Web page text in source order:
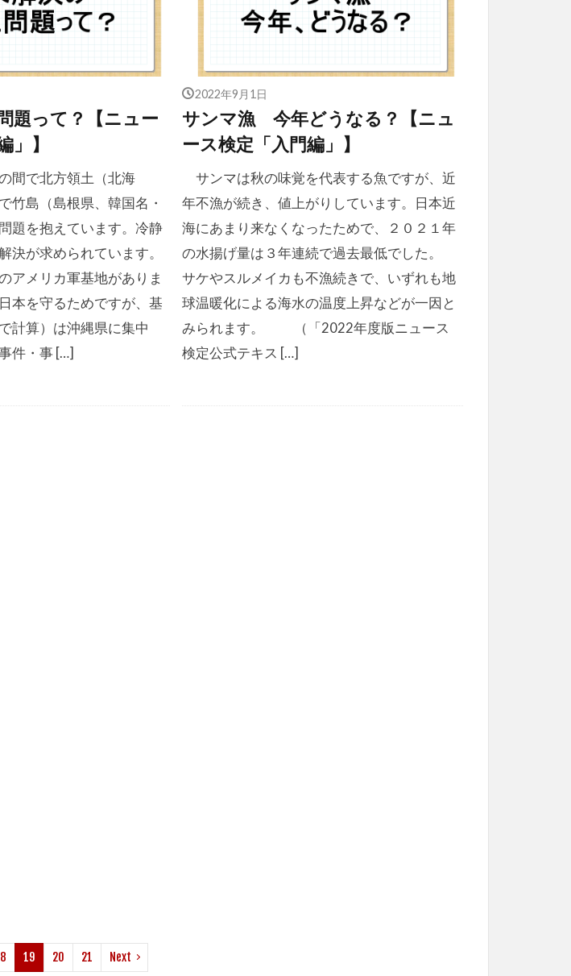
題って？【ニュー
」】
間で北方領土（北海
竹島（島根県、韓国名・
題を抱えています。冷静
決が求められています。
アメリカ軍基地がありま
本を守るためですが、基
計算）は沖縄県に集中
件・事 […]
2022年9月1日
サンマ漁 今年どうなる？【ニュ
ース検定「入門編」】
サンマは秋の味覚を代表する魚ですが、近
年不漁が続き、値上がりしています。日本近
海にあまり来なくなったためで、２０２１年
の水揚げ量は３年連続で過去最低でした。
サケやスルメイカも不漁続きで、いずれも地
球温暖化による海水の温度上昇などが一因と
みられます。 （「2022年度版ニュース
検定公式テキス […]
19 20 21 Next